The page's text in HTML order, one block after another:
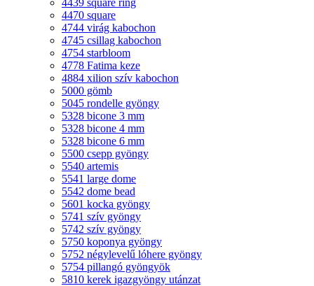
4439 square ring
4470 square
4744 virág kabochon
4745 csillag kabochon
4754 starbloom
4778 Fatima keze
4884 xilion szív kabochon
5000 gömb
5045 rondelle gyöngy
5328 bicone 3 mm
5328 bicone 4 mm
5328 bicone 6 mm
5500 csepp gyöngy
5540 artemis
5541 large dome
5542 dome bead
5601 kocka gyöngy
5741 szív gyöngy
5742 szív gyöngy
5750 koponya gyöngy
5752 négylevelű lóhere gyöngy
5754 pillangó gyöngyök
5810 kerek igazgyöngy utánzat